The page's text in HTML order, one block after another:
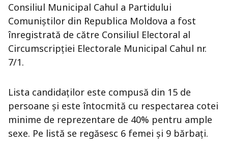
Consiliul Municipal Cahul a Partidului
Comuniștilor din Republica Moldova a fost
înregistrată de către Consiliul Electoral al
Circumscripției Electorale Municipal Cahul nr.
7/1.
Lista candidaților este compusă din 15 de
persoane și este întocmită cu respectarea cotei
minime de reprezentare de 40% pentru ample
sexe. Pe listă se regăsesc 6 femei și 9 bărbați.